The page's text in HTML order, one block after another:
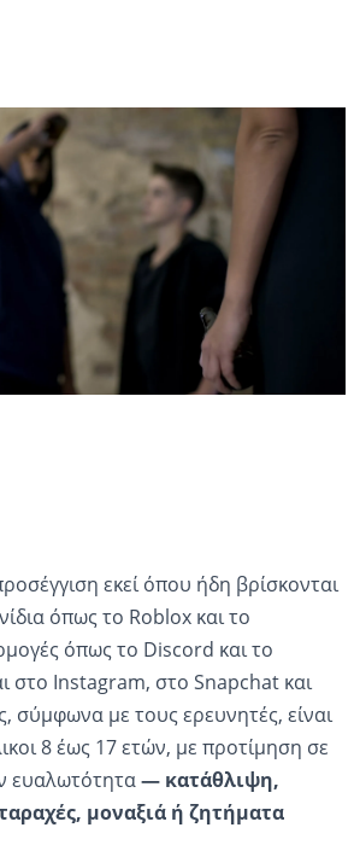
εκεί όπου ήδη βρίσκονται
όπως το Roblox και το
όπως το Discord και το
στο Instagram, στο Snapchat και
σύμφωνα με τους ερευνητές, είναι
8 έως 17 ετών, με προτίμηση σε
ευαλωτότητα— κατάθλιψη,
μοναξιά ή ζητήματα